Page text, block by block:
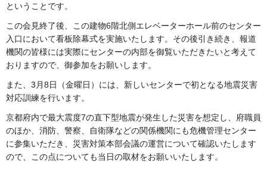
ということです。
この会見終了後、この建物6階北側エレベーターホール前のセンター
入口において看板除幕式を実施いたします。その後引き続き、報道
機関の皆様には実際にセンターの内部を御覧いただきたいと考えて
おりますので、御参加をお願いします。
また、3月8日（金曜日）には、新しいセンターで初となる地震災害
対応訓練を行います。
京都府内で最大震度7の直下型地震が発生した災害を想定し、府職員
のほか、消防、警察、自衛隊などの関係機関にも危機管理センター
に参集いただき、災害対策本部会議の運営について確認いたします
ので、この点についても当日の取材をお願いいたします。